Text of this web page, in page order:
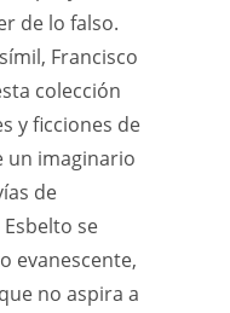
de lo falso.
Francisco
colección
y ficciones de
un imaginario
de
se
evanescente,
no aspira a